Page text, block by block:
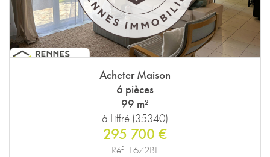
Acheter Maison
6 pièces
99 m²
à Liffré (35340)
295 700 €
Réf. 1672BF